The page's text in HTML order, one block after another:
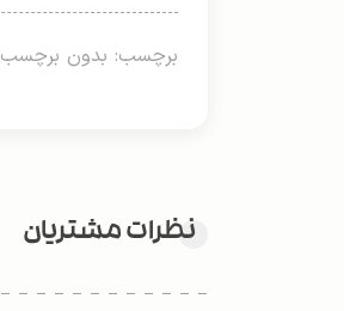
برچسب: بدون برچسب
نظرات مشتریان